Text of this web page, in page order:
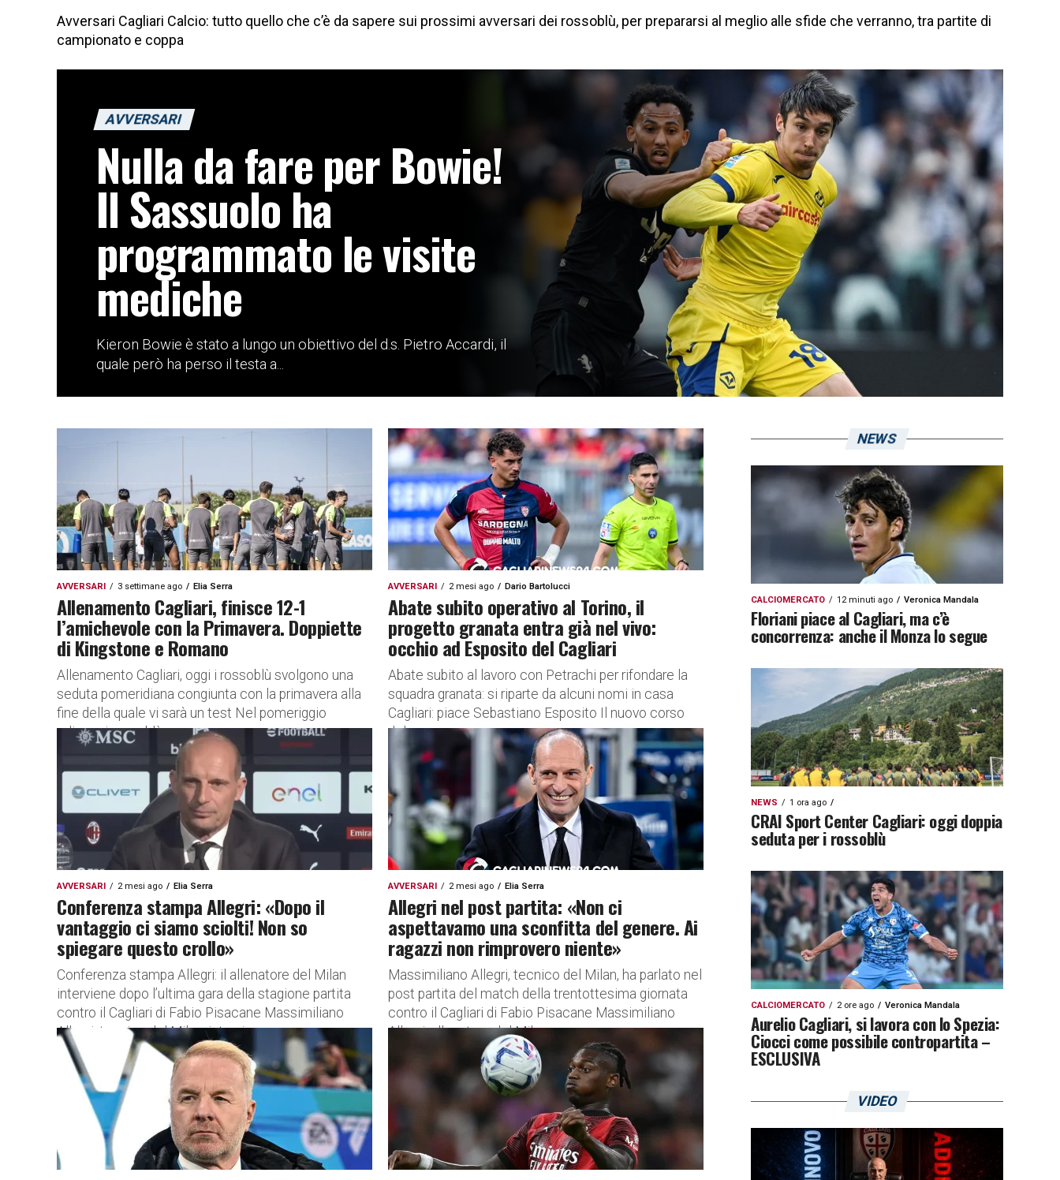
Avversari Cagliari Calcio: tutto quello che c’è da sapere sui prossimi avversari dei rossoblù, per prepararsi al meglio alle sfide che verranno, tra partite di
campionato e coppa
AVVERSARI
Nulla da fare per Bowie!
Il Sassuolo ha
programmato le visite
mediche
Kieron Bowie è stato a lungo un obiettivo del d.s. Pietro Accardi, il
quale però ha perso il testa a...
AVVERSARI 3 settimane ago Elia Serra
Allenamento Cagliari, finisce 12-1
l’amichevole con la Primavera. Doppiette
di Kingstone e Romano
Allenamento Cagliari, oggi i rossoblù svolgono una
seduta pomeridiana congiunta con la primavera alla
fine della quale vi sarà un test Nel pomeriggio
odierno i rossoblù...
AVVERSARI 2 mesi ago Dario Bartolucci
Abate subito operativo al Torino, il
progetto granata entra già nel vivo:
occhio ad Esposito del Cagliari
Abate subito al lavoro con Petrachi per rifondare la
squadra granata: si riparte da alcuni nomi in casa
Cagliari: piace Sebastiano Esposito Il nuovo corso
del...
AVVERSARI 2 mesi ago Elia Serra
Conferenza stampa Allegri: «Dopo il
vantaggio ci siamo sciolti! Non so
spiegare questo crollo»
Conferenza stampa Allegri: il allenatore del Milan
interviene dopo l’ultima gara della stagione partita
contro il Cagliari di Fabio Pisacane Massimiliano
Allegri, tecnico del Milan, interviene...
AVVERSARI 2 mesi ago Elia Serra
Allegri nel post partita: «Non ci
aspettavamo una sconfitta del genere. Ai
ragazzi non rimprovero niente»
Massimiliano Allegri, tecnico del Milan, ha parlato nel
post partita del match della trentottesima giornata
contro il Cagliari di Fabio Pisacane Massimiliano
Allegri, allenatore del Milan,...
NEWS
CALCIOMERCATO 12 minuti ago Veronica Mandala
Floriani piace al Cagliari, ma c’è
concorrenza: anche il Monza lo segue
NEWS 1 ora ago
CRAI Sport Center Cagliari: oggi doppia
seduta per i rossoblù
CALCIOMERCATO 2 ore ago Veronica Mandala
Aurelio Cagliari, si lavora con lo Spezia:
Ciocci come possibile contropartita –
ESCLUSIVA
VIDEO